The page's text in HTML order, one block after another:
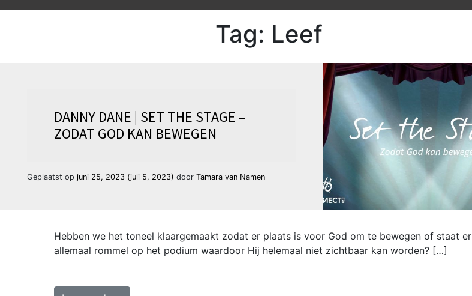
Tag: Leef
DANNY DANE | SET THE STAGE –
ZODAT GOD KAN BEWEGEN
Geplaatst op juni 25, 2023(juli 5, 2023) door Tamara van Namen
Hebben we het toneel klaargemaakt zodat er plaats is voor God om te bewegen of staat er
allemaal rommel op het podium waardoor Hij helemaal niet zichtbaar kan worden? […]